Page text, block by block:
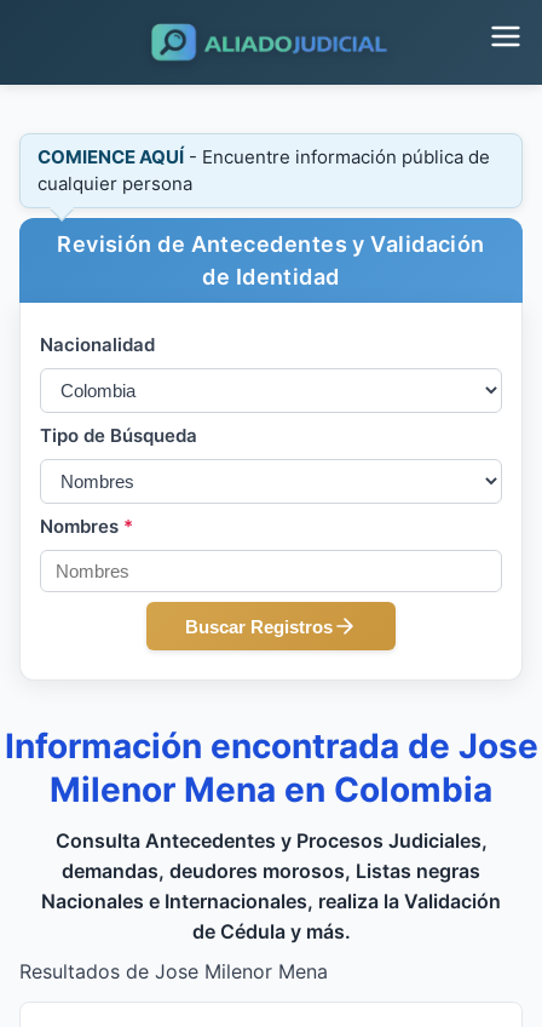
COMIENCE AQUÍ - Encuentre información pública de
cualquier persona
Revisión de Antecedentes y Validación
de Identidad
Nacionalidad
Tipo de Búsqueda
Nombres *
Buscar Registros
Información encontrada de Jose
Milenor Mena en Colombia
Consulta Antecedentes y Procesos Judiciales,
demandas, deudores morosos, Listas negras
Nacionales e Internacionales, realiza la Validación
de Cédula y más.
Resultados de Jose Milenor Mena